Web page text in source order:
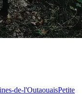
de-l'OutaouaisPetite